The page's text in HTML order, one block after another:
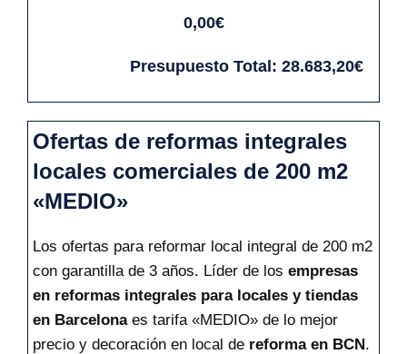
0,00€
Presupuesto Total: 28.683,20€
Ofertas de reformas integrales
locales comerciales de 200 m2
«MEDIO»
Los ofertas para reformar local integral de 200 m2
con garantilla de 3 años. Líder de los empresas
en reformas integrales para locales y tiendas
en Barcelonaes tarifa «MEDIO» de lo mejor
precio y decoración en local de reforma en BCN .